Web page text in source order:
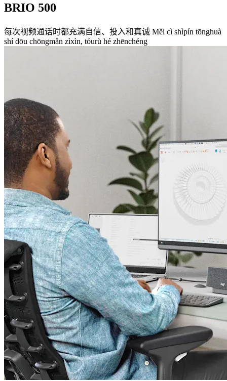
BRIO 500
每次视频通话时都充满自信、投入和真诚 Měi cì shìpín tōnghuà
shí dōu chōngmǎn zìxìn, tóurù hé zhēnchéng